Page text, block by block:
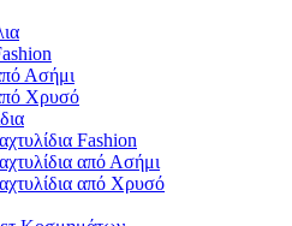
Ασήμι
Χρυσό
Fashion
από Ασήμι
από Χρυσό